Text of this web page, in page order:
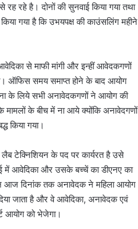
रहे है। दोनों की सुनवाई किया गया तथा
गया है कि उभयपक्ष की काउंसलिंग महीने
से माफी मांगी और इन्हीं आवेदकगणों
ऑफिस समय समाप्त होने के बाद आयोग
के लिये सभी अनावेदकगणों ने आयोग की
के बीच में ना आये क्योंकि अनावेदगणों
किया गया।
टेक्निशियन के पद पर कार्यरत है उसे
में आवेदिका और उसके बच्चें का डीएनए का
आज दिनांक तक अनावेदक ने महिला आयोग
जाता है और वे आवेदिका, अनावेदक एवं
आयोग को भेजेगा।